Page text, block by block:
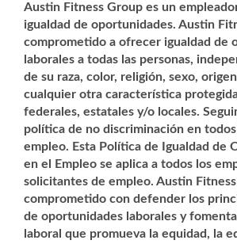
Austin Fitness Group es un
igualdad de oportunidades. Austin
comprometido a ofrecer igualdad de
laborales a todas las personas,
de su raza, color, religión, sexo,
cualquier otra característica
federales, estatales y/o locales.
política de no discriminación en todos
empleo. Esta Política de Igualdad de
en el Empleo se aplica a todos los
solicitantes de empleo. Austin
comprometido con defender los
de oportunidades laborales y
laboral que promueva la equidad, la